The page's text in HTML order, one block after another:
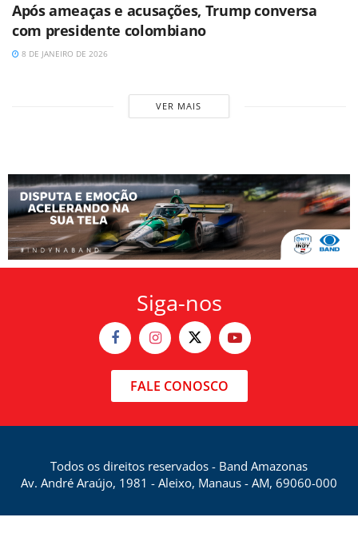
Após ameaças e acusações, Trump conversa
com presidente colombiano
8 DE JANEIRO DE 2026
VER MAIS
Siga-nos
FALE CONOSCO
Todos os direitos reservados - Band Amazonas
Av. André Araújo, 1981 - Aleixo, Manaus - AM, 69060-000